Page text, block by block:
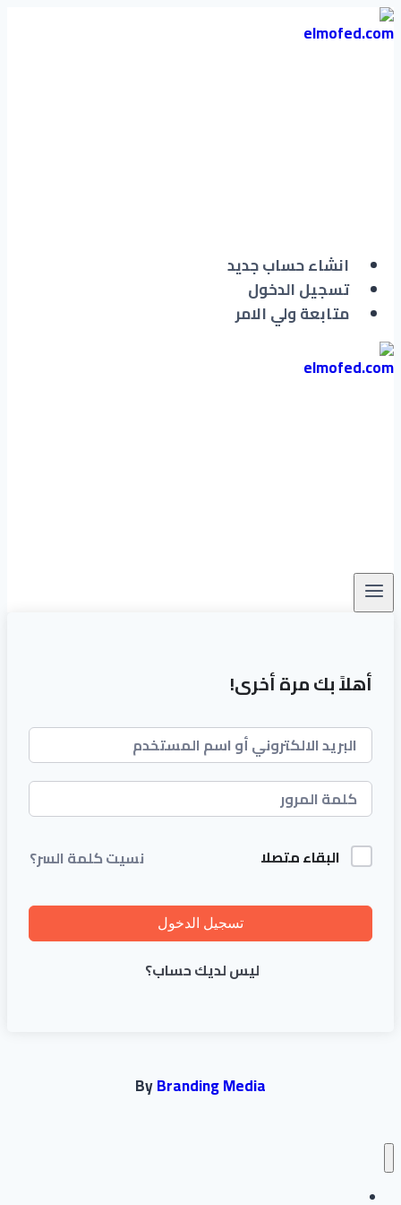
انشاء حساب جديد
تسجيل الدخول
متابعة ولي الامر
أهلاً بك مرة أخرى!
البقاء متصلا نسيت كلمة السر؟
تسجيل الدخول
ليس لديك حساب؟
ByBranding Media